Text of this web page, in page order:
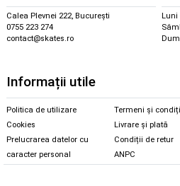
Calea Plevnei 222, București
0755 223 274
contact@skates.ro
Luni
Informații utile
Politica de utilizare
Cookies
Prelucrarea datelor cu
caracter personal
Termeni și
Livrare și plată
Condiții de retur
ANPC